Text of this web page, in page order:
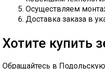
Осуществляем
Доставка заказа в
Хотите купить
Обращайтесь в